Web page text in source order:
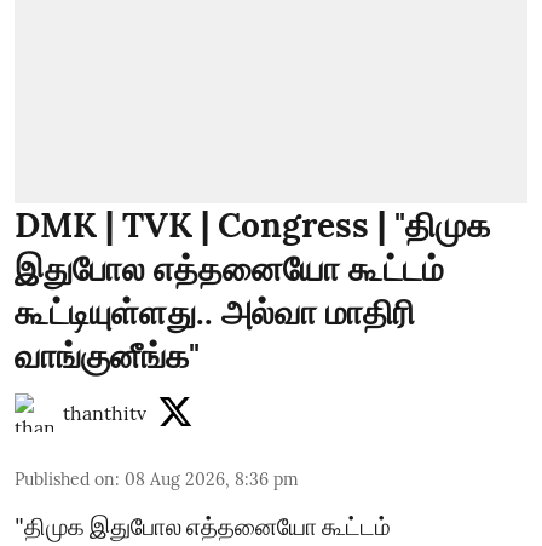
DMK | TVK | Congress | "திமுக
இதுபோல எத்தனையோ கூட்டம்
கூட்டியுள்ளது.. அல்வா மாதிரி
வாங்குனீங்க"
thanthitv
Published on: 08 Aug 2026, 8:36 pm
"திமுக இதுபோல எத்தனையோ கூட்டம்